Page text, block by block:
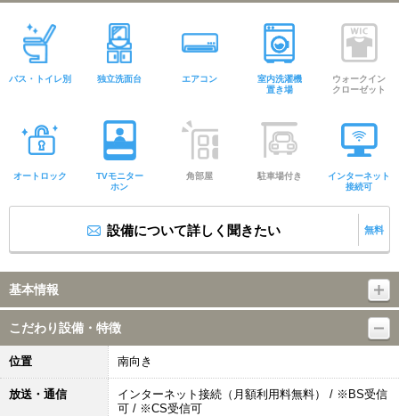
バス・トイレ別 独立洗面台 エアコン
室内洗濯機
置き場
ウォークイン
クローゼット
オートロック
TVモニター
ホン
角部屋 駐車場付き
インターネット
接続可
設備について詳しく聞きたい 無料
基本情報
こだわり設備・特徴
位置 南向き
放送・通信
インターネット接続（月額利用料無料） / ※BS受信
可 / ※CS受信可